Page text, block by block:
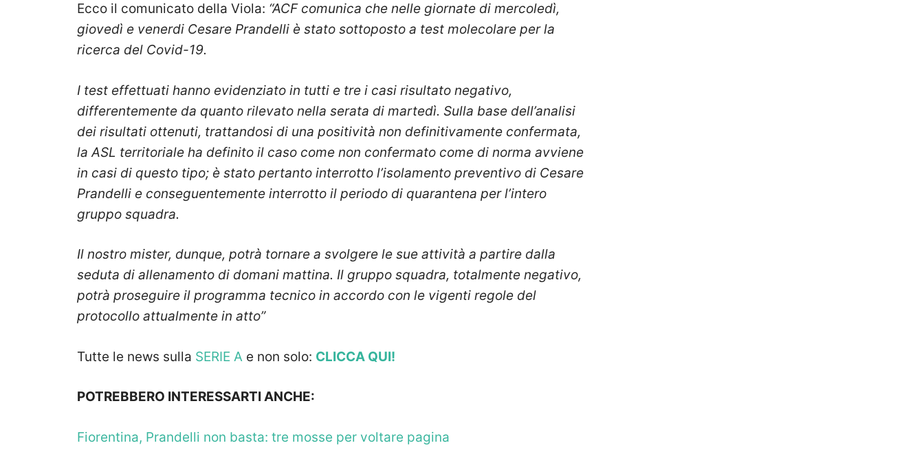
Ecco il comunicato della Viola: “ACF comunica che nelle giornate di mercoledì,
giovedì e venerdi Cesare Prandelli è stato sottoposto a test molecolare per la
ricerca del Covid-19.
I test effettuati hanno evidenziato in tutti e tre i casi risultato negativo,
differentemente da quanto rilevato nella serata di martedì. Sulla base dell’analisi
dei risultati ottenuti, trattandosi di una positività non definitivamente confermata,
la ASL territoriale ha definito il caso come non confermato come di norma avviene
in casi di questo tipo; è stato pertanto interrotto l’isolamento preventivo di Cesare
Prandelli e conseguentemente interrotto il periodo di quarantena per l’intero
gruppo squadra.
Il nostro mister, dunque, potrà tornare a svolgere le sue attività a partire dalla
seduta di allenamento di domani mattina. Il gruppo squadra, totalmente negativo,
potrà proseguire il programma tecnico in accordo con le vigenti regole del
protocollo attualmente in atto”
Tutte le news sulla SERIE A e non solo: CLICCA QUI!
POTREBBERO INTERESSARTI ANCHE:
Fiorentina, Prandelli non basta: tre mosse per voltare pagina